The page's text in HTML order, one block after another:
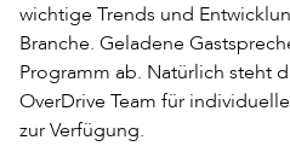
wichtige Trends und
Branche. Geladene
Programm ab. Natürlich steht
OverDrive Team für
zur Verfügung.